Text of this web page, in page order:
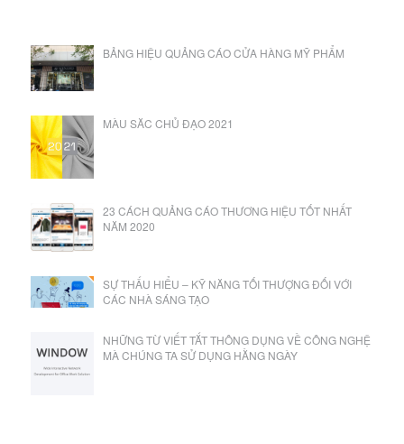
BẢNG HIỆU QUẢNG CÁO CỬA HÀNG MỸ PHẨM
MÀU SĂC CHỦ ĐẠO 2021
23 CÁCH QUẢNG CÁO THƯƠNG HIỆU TỐT NHẤT
NĂM 2020
SỰ THẤU HIỂU – KỸ NĂNG TỐI THƯỢNG ĐỐI VỚI
CÁC NHÀ SÁNG TẠO
NHỮNG TỪ VIẾT TẮT THÔNG DỤNG VỀ CÔNG NGHỆ
MÀ CHÚNG TA SỬ DỤNG HẰNG NGÀY